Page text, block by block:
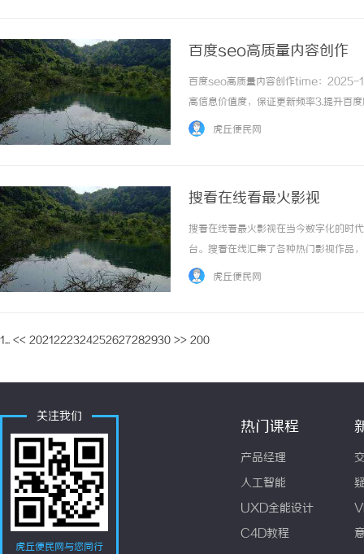
百度seo高质量内容创作
百度seo高质量内容创作time：2025-
高信息价值度，保证更新频率3.提升百
描述百度seo百度原创百度信息百度爬
虎丘便民网
搜看在线看最火影视
搜看在线看最火影视在当今数字化的时
台。搜看在线汇集了各种热门影视作品
上映的影片，搜看在线都能满足观众的
虎丘便民网
1... << 2021222324252627282930 >> 200
关注我们
虎丘便民网与您同行
热门课程
产品经理
人工智能
UXD全能设计
C4D教程